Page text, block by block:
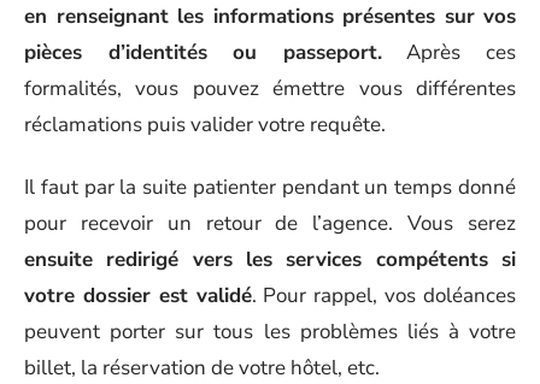
en renseignant les informations présentes sur vos
pièces d’identités ou passeport.Après ces
formalités, vous pouvez émettre vous différentes
réclamations puis valider votre requête.
Il faut par la suite patienter pendant un temps donné
pour recevoir un retour de l’agence. Vous serez
ensuite redirigé vers les services compétents si
votre dossier est validé. Pour rappel, vos doléances
peuvent porter sur tous les problèmes liés à votre
billet, la réservation de votre hôtel, etc.